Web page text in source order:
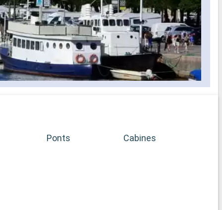
Ponts Cabines